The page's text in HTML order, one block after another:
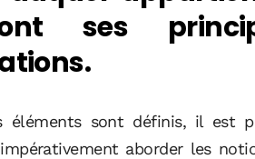
ses
éléments sont définis, il est
aborder les